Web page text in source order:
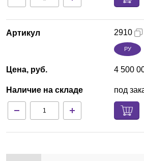
Артикул
Цена, руб.
Наличие на складе
2910
РУ
4 500
под